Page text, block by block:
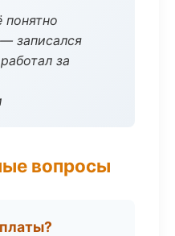
понятно
записался
за
вопросы